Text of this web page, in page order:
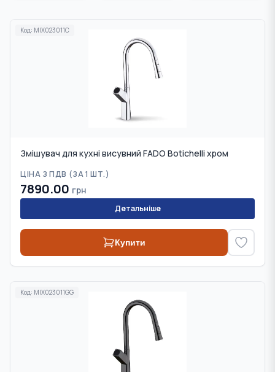
Код: MIX023011C
Змішувач для кухні висувний FADO Botichelli хром
ЦІНА З ПДВ (ЗА 1 ШТ.)
7890.00 грн
Детальніше
Купити
Код: MIX023011GG